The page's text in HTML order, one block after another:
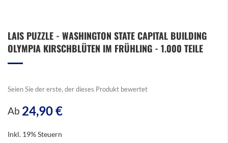
Anfang
der
LAIS PUZZLE - WASHINGTON STATE CAPITAL BUILDING
OLYMPIA KIRSCHBLÜTEN IM FRÜHLING - 1.000 TEILE
Seien Sie der erste, der dieses Produkt bewertet
Ab 24,90 €
Inkl. 19% Steuern